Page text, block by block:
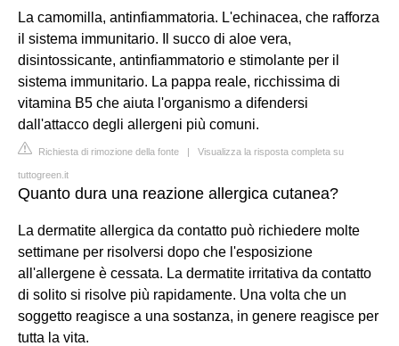
La camomilla, antinfiammatoria. L'echinacea, che rafforza
il sistema immunitario. Il succo di aloe vera,
disintossicante, antinfiammatorio e stimolante per il
sistema immunitario. La pappa reale, ricchissima di
vitamina B5 che aiuta l'organismo a difendersi
dall'attacco degli allergeni più comuni.
Richiesta di rimozione della fonte | Visualizza la risposta completa su
tuttogreen.it
Quanto dura una reazione allergica cutanea?
La dermatite allergica da contatto può richiedere molte
settimane per risolversi dopo che l'esposizione
all'allergene è cessata. La dermatite irritativa da contatto
di solito si risolve più rapidamente. Una volta che un
soggetto reagisce a una sostanza, in genere reagisce per
tutta la vita.